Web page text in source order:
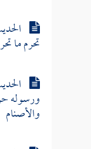
تحرم ما
ورسوله
والأصنام